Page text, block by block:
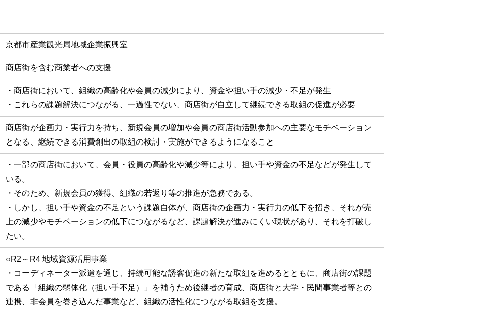
京都市産業観光局地域企業振興室
商店街を含む商業者への支援
・商店街において、組織の高齢化や会員の減少により、資金や担い手の減少・不足が発生
・これらの課題解決につながる、一過性でない、商店街が自立して継続できる取組の促進が必要
商店街が企画力・実行力を持ち、新規会員の増加や会員の商店街活動参加への主要なモチベーション
となる、継続できる消費創出の取組の検討・実施ができるようになること
・一部の商店街において、会員・役員の高齢化や減少等により、担い手や資金の不足などが発生して
いる。
・そのため、新規会員の獲得、組織の若返り等の推進が急務である。
・しかし、担い手や資金の不足という課題自体が、商店街の企画力・実行力の低下を招き、それが売
上の減少やモチベーションの低下につながるなど、課題解決が進みにくい現状があり、それを打破し
たい。
○R2～R4 地域資源活用事業
・コーディネーター派遣を通じ、持続可能な誘客促進の新たな取組を進めるとともに、商店街の課題
である「組織の弱体化（担い手不足）」を補うため後継者の育成、商店街と大学・民間事業者等との
連携、非会員を巻き込んだ事業など、組織の活性化につながる取組を支援。